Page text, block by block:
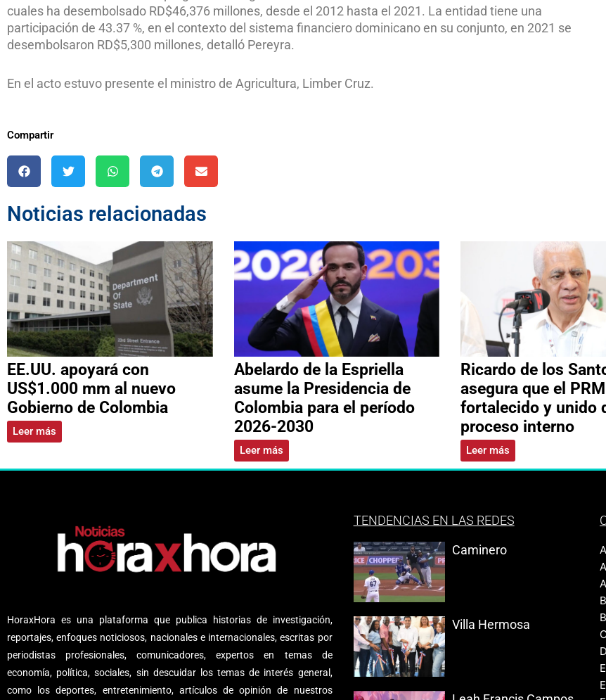
cuales ha desembolsado RD$46,376 millones, desde el 2012 hasta el 2021. La entidad tiene una
participación de 43.37 %, en el contexto del sistema financiero dominicano en su conjunto, en 2021 se
desembolsaron RD$5,300 millones, detalló Pereyra.
En el acto estuvo presente el ministro de Agricultura, Limber Cruz.
Compartir
Noticias relacionadas
EE.UU. apoyará con
US$1.000 mm al nuevo
Gobierno de Colombia
Leer más
Abelardo de la Espriella
asume la Presidencia de
Colombia para el período
2026-2030
Leer más
Ricardo de los
asegura que el
fortalecido y unido
proceso interno
Leer más
HoraxHora es una plataforma que publica historias de investigación,
reportajes, enfoques noticiosos, nacionales e internacionales, escritas por
periodistas profesionales, comunicadores, expertos en temas de
economía, política, sociales, sin descuidar los temas de interés general,
como los deportes, entretenimiento, artículos de opinión de nuestros
TENDENCIAS EN LAS REDES
Caminero
Villa Hermosa